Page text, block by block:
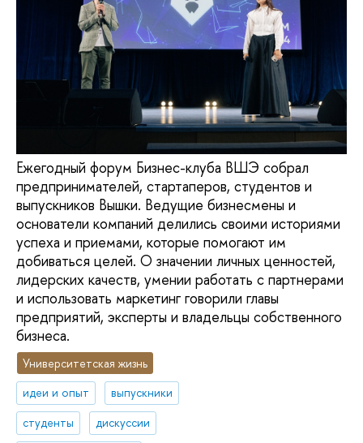
Ежегодный форум Бизнес-клуба ВШЭ собрал
предпринимателей, стартаперов, студентов и
выпускников Вышки. Ведущие бизнесмены и
основатели компаний делились своими историями
успеха и приемами, которые помогают им
добиваться целей. О значении личных ценностей,
лидерских качеств, умении работать с партнерами
и использовать маркетинг говорили главы
предприятий, эксперты и владельцы собственного
бизнеса.
Университетская жизнь
идеи и опыт
выпускники
студенты
дискуссии